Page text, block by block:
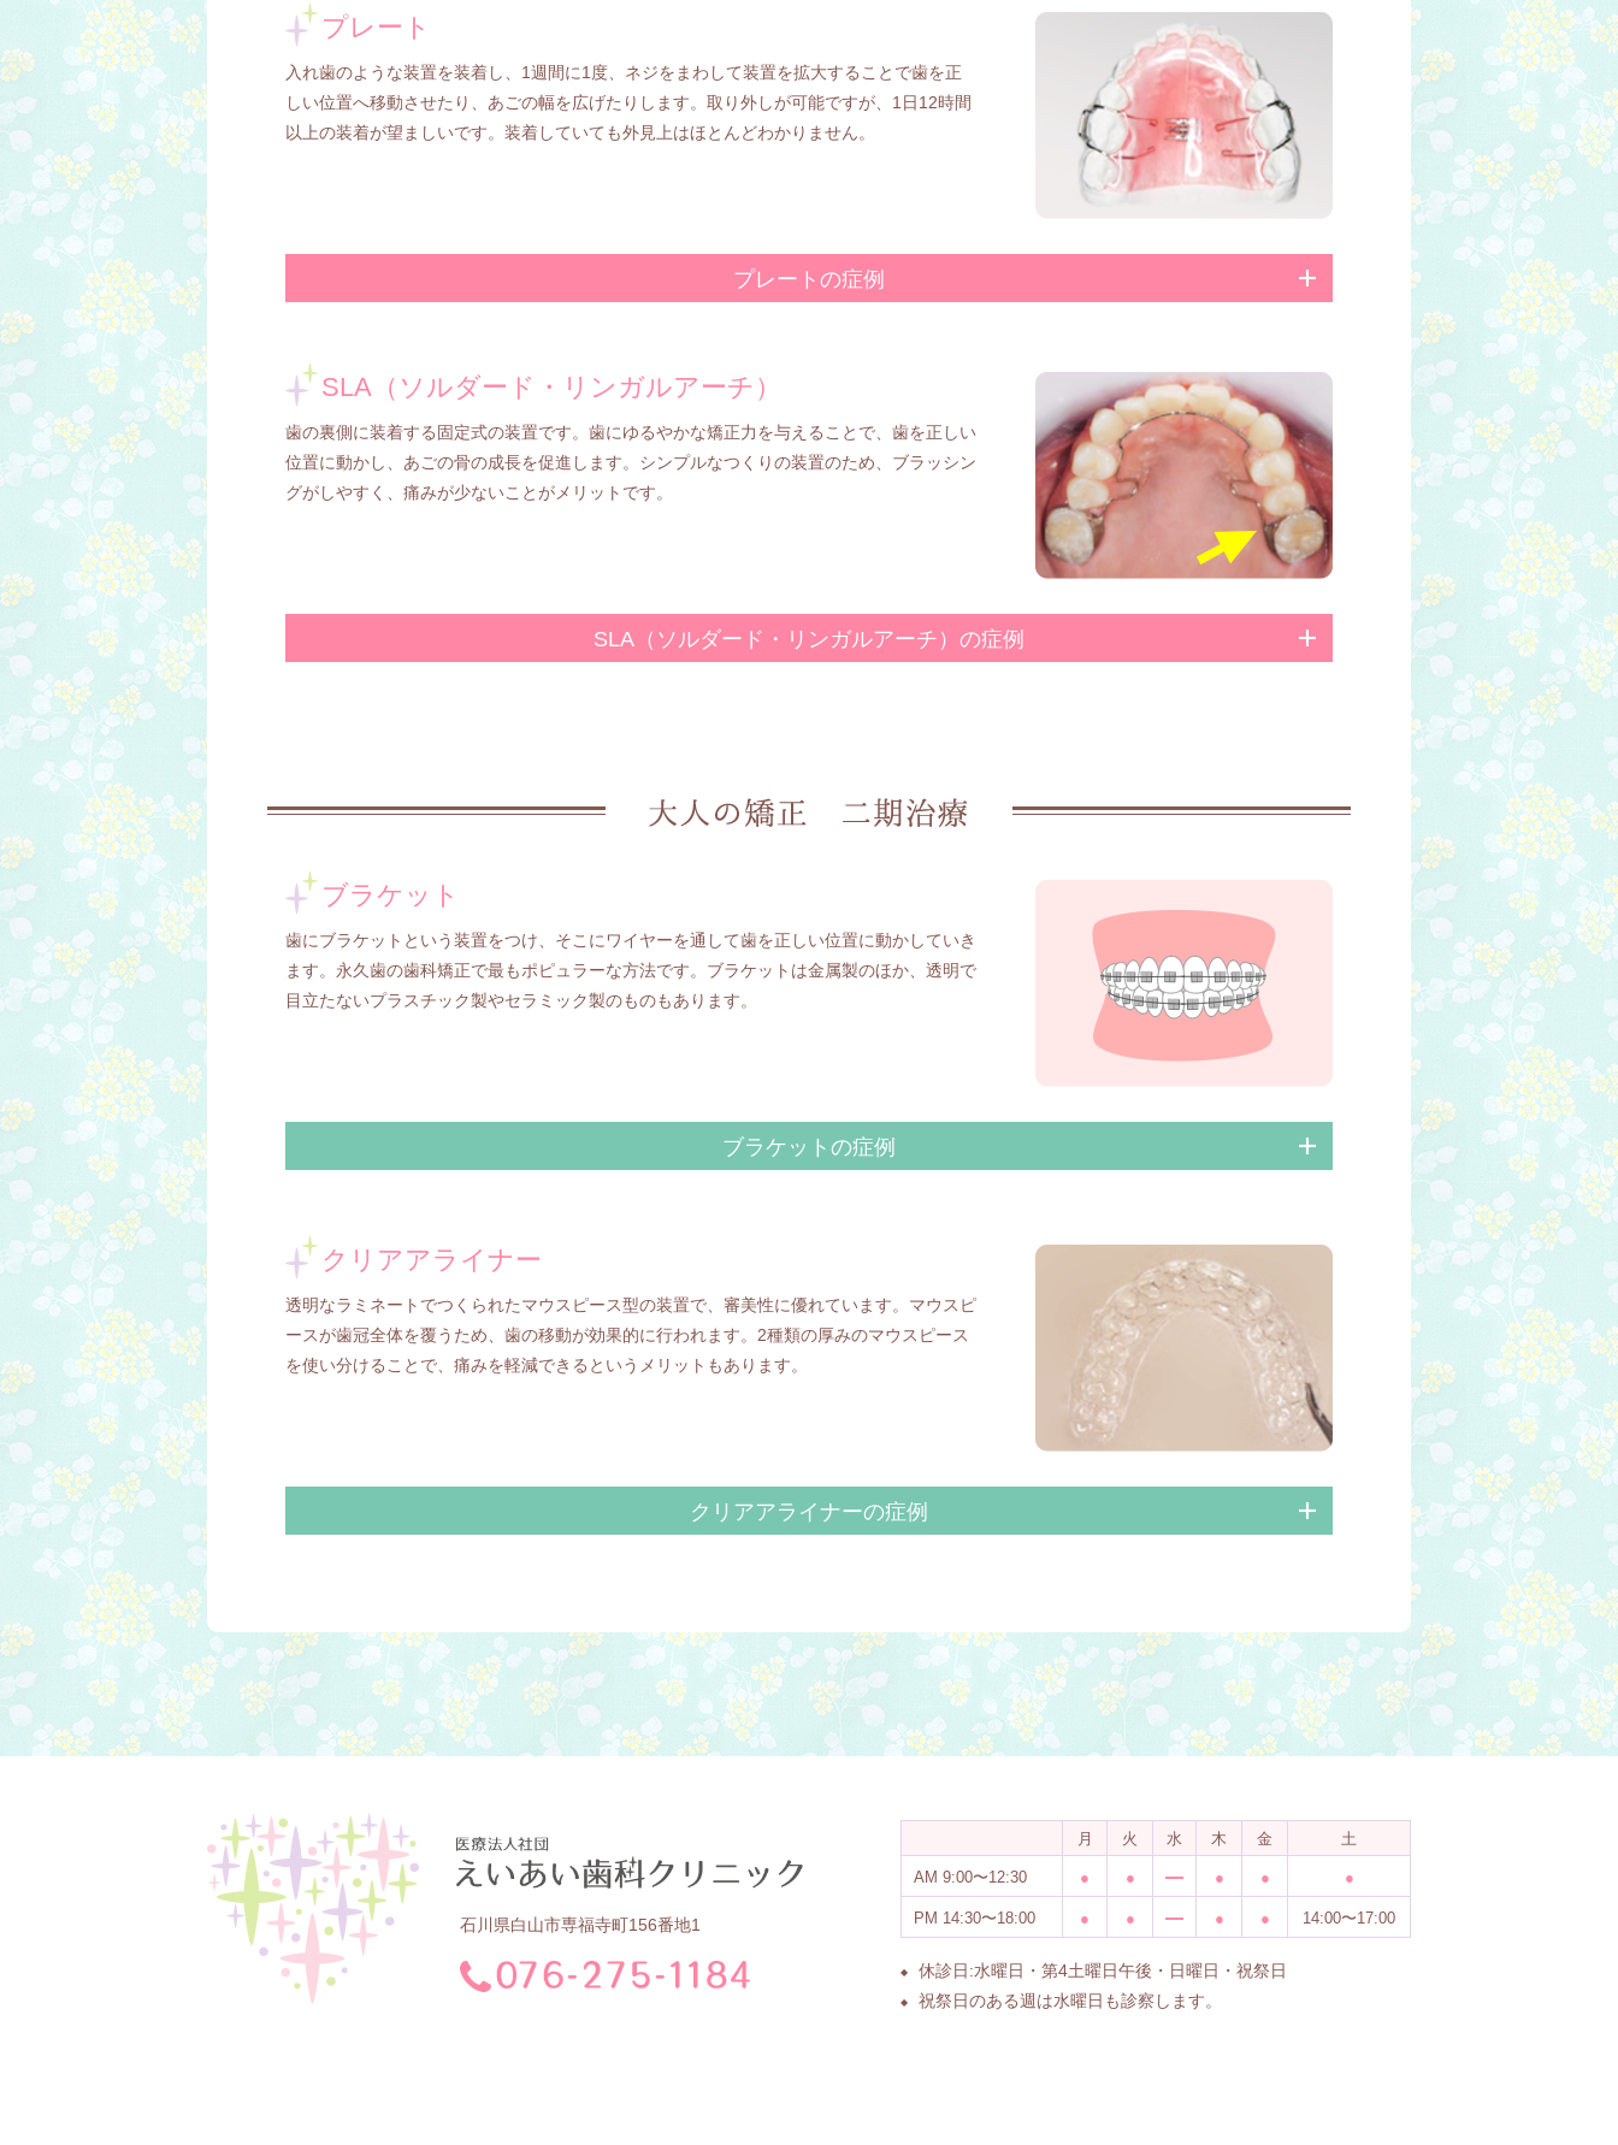
プレート
入れ歯のような装置を装着し、1週間に1度、ネジをまわして装置を拡大することで歯を正
しい位置へ移動させたり、あごの幅を広げたりします。取り外しが可能ですが、1日12時間
以上の装着が望ましいです。装着していても外見上はほとんどわかりません。
プレートの症例
SLA（ソルダード・リンガルアーチ）
歯の裏側に装着する固定式の装置です。歯にゆるやかな矯正力を与えることで、歯を正しい
位置に動かし、あごの骨の成長を促進します。シンプルなつくりの装置のため、ブラッシン
グがしやすく、痛みが少ないことがメリットです。
SLA （ソルダード・リンガルアーチ） の症例
ブラケット
歯にブラケットという装置をつけ、そこにワイヤーを通して歯を正しい位置に動かしていき
ます。永久歯の歯科矯正で最もポピュラーな方法です。ブラケットは金属製のほか、透明で
目立たないプラスチック製やセラミック製のものもあります。
ブラケットの症例
クリアアライナー
透明なラミネートでつくられたマウスピース型の装置で、審美性に優れています。マウスピ
ースが歯冠全体を覆うため、歯の移動が効果的に行われます。2種類の厚みのマウスピース
を使い分けることで、痛みを軽減できるというメリットもあります。
クリアアライナーの症例
石川県白山市専福寺町156番地1
月 火 水 木 金 土
AM 9:00〜12:30 ● ● ● ● ●
PM 14:30〜18:00 ● ● ● ● 14:00〜17:00
休診日:水曜日・第4土曜日午後・日曜日・祝祭日
祝祭日のある週は水曜日も診察します。